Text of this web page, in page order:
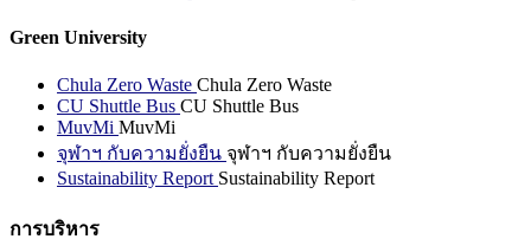
Green University
Chula Zero Waste Chula Zero Waste
CU Shuttle Bus CU Shuttle Bus
MuvMi MuvMi
จุฬาฯ กับความยั่งยืน จุฬาฯ กับความยั่งยืน
Sustainability Report Sustainability Report
การบริหาร